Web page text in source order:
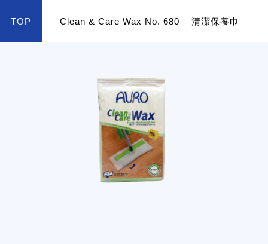
color
TOP Clean & Care Wax No. 680 清潔保養巾